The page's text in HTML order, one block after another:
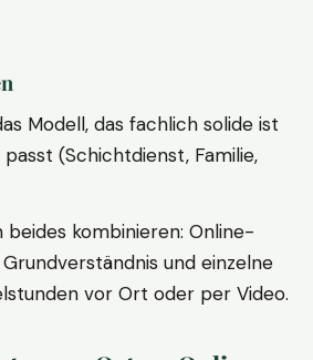
Modell, das fachlich solide ist
(Schichtdienst, Familie,
beides kombinieren: Online-
und einzelne
vor Ort oder per Video.